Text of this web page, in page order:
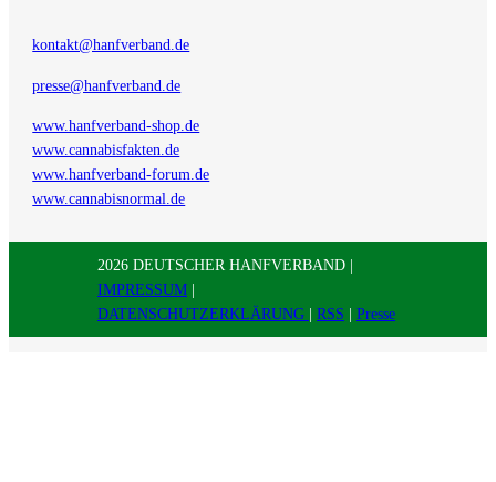
kontakt@hanfverband.de
presse@hanfverband.de
www.hanfverband-shop.de
www.cannabisfakten.de
www.hanfverband-forum.de
www.cannabisnormal.de
2026 DEUTSCHER HANFVERBAND |
IMPRESSUM |
DATENSCHUTZERKLÄRUNG | RSS | Presse